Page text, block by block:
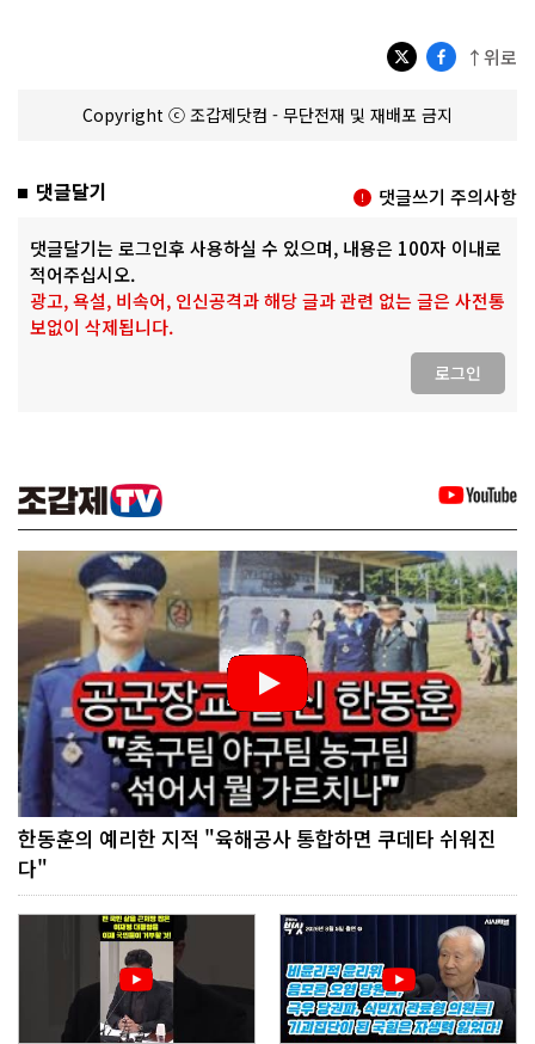
↑위로
Copyright ⓒ 조갑제닷컴 - 무단전재 및 재배포 금지
댓글달기 댓글쓰기 주의사항
댓글달기는 로그인후 사용하실 수 있으며, 내용은 100자 이내로
적어주십시오.
광고, 욕설, 비속어, 인신공격과 해당 글과 관련 없는 글은 사전통
보없이 삭제됩니다.
로그인
한동훈의 예리한 지적 "육해공사 통합하면 쿠데타 쉬워진
다"